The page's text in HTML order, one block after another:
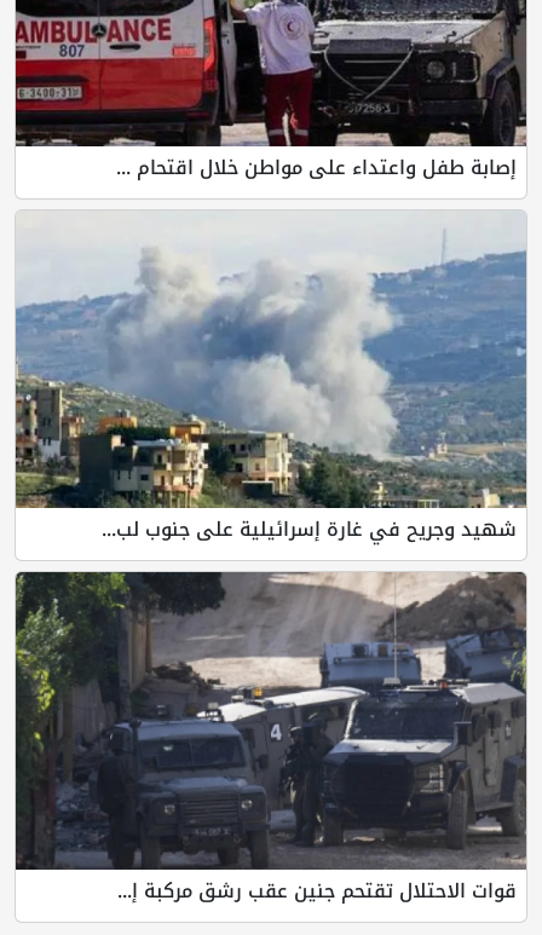
إصابة طفل واعتداء على مواطن خلال اقتحام ...
شهيد وجريح في غارة إسرائيلية على جنوب لب...
قوات الاحتلال تقتحم جنين عقب رشق مركبة إ...